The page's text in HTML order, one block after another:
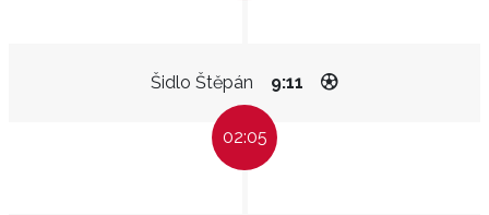
Šidlo Štěpán 9:11
02:05